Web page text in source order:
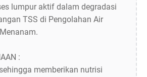
lumpur aktif dalam degradasi
TSS di Pengolahan Air
:
memberikan nutrisi